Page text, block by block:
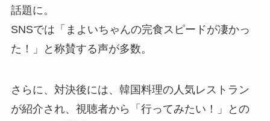
話題に。
SNSでは「まよいちゃんの完食スピードが凄かっ
た！」と称賛する声が多数。
さらに、対決後には、韓国料理の人気レストラン
が紹介され、視聴者から「行ってみたい！」との